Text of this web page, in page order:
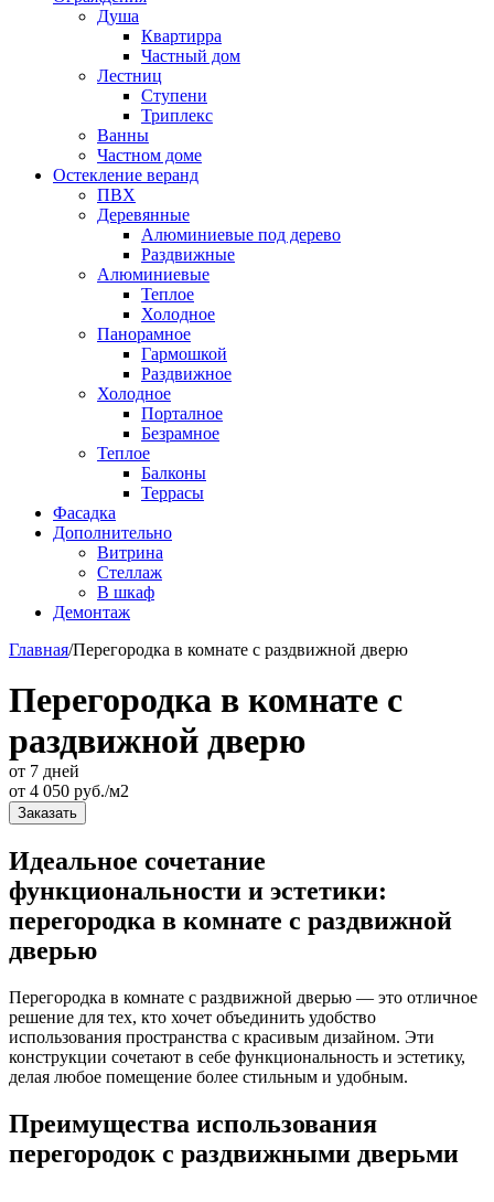
Душа
Квартирра
Частный дом
Лестниц
Ступени
Триплекс
Ванны
Частном доме
Остекление веранд
ПВХ
Деревянные
Алюминиевые под дерево
Раздвижные
Алюминиевые
Теплое
Холодное
Панорамное
Гармошкой
Раздвижное
Холодное
Порталное
Безрамное
Теплое
Балконы
Террасы
Фасадка
Дополнительно
Витрина
Стеллаж
В шкаф
Демонтаж
Главная/Перегородка в комнате с раздвижной дверю
Перегородка в комнате с
раздвижной дверю
от 7 дней
от 4 050 руб./м2
Заказать
Идеальное сочетание
функциональности и эстетики:
перегородка в комнате с раздвижной
дверью
Перегородка в комнате с раздвижной дверью — это отличное
решение для тех, кто хочет объединить удобство
использования пространства с красивым дизайном. Эти
конструкции сочетают в себе функциональность и эстетику,
делая любое помещение более стильным и удобным.
Преимущества использования
перегородок с раздвижными дверьми